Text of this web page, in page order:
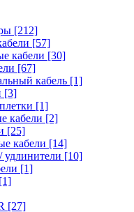
[212]
[57]
кабели [30]
[67]
кабель [1]
[3]
[1]
кабели [2]
[25]
кабели [14]
удлинители [10]
[1]
[1]
[27]